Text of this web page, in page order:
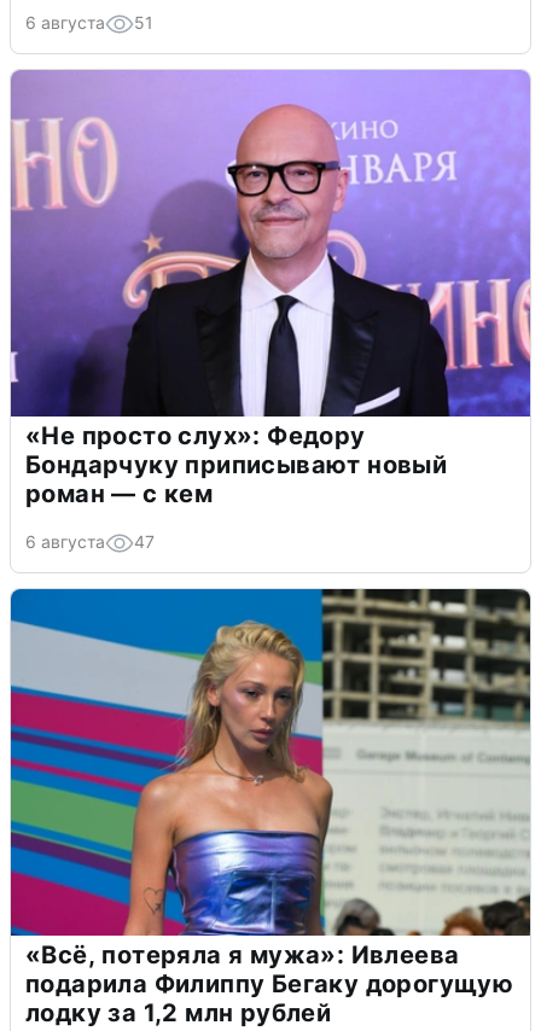
6 августа 51
«Не просто слух»: Федору
Бондарчуку приписывают новый
роман — с кем
6 августа 47
«Всё, потеряла я мужа»: Ивлеева
подарила Филиппу Бегаку дорогущую
лодку за 1,2 млн рублей